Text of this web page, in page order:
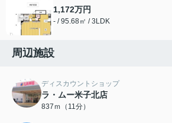
1,172万円
- / 95.68㎡ / 3LDK
周辺施設
ディスカウントショップ
ラ・ムー米子北店
837ｍ（11分）